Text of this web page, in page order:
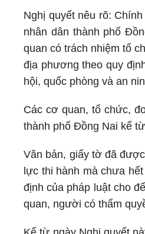
Nghị quyết nêu rõ:
nhân dân thành phố
quan có trách nhiệm tổ
địa phương theo quy
hội, quốc phòng và an
Các cơ quan, tổ chức,
thành phố Đồng Nai kể
Văn bản, giấy tờ đã
lực thi hành mà chưa
định của pháp luật cho
quan, người có thẩm